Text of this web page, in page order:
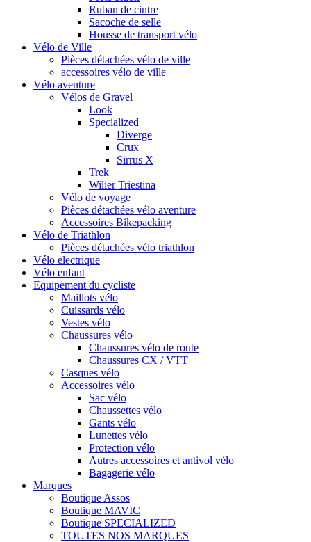
Ruban de cintre
Sacoche de selle
Housse de transport vélo
Vélo de Ville
Pièces détachées vélo de ville
accessoires vélo de ville
Vélo aventure
Vélos de Gravel
Look
Specialized
Diverge
Crux
Sirrus X
Trek
Wilier Triestina
Vélo de voyage
Pièces détachées vélo aventure
Accessoires Bikepacking
Vélo de Triathlon
Pièces détachées vélo triathlon
Vélo electrique
Vélo enfant
Equipement du cycliste
Maillots vélo
Cuissards vélo
Vestes vélo
Chaussures vélo
Chaussures vélo de route
Chaussures CX / VTT
Casques vélo
Accessoires vélo
Sac vélo
Chaussettes vélo
Gants vélo
Lunettes vélo
Protection vélo
Autres accessoires et antivol vélo
Bagagerie vélo
Marques
Boutique Assos
Boutique MAVIC
Boutique SPECIALIZED
TOUTES NOS MARQUES